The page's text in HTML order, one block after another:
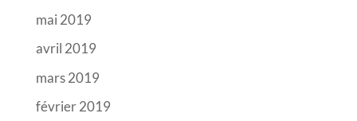
mai 2019
avril 2019
mars 2019
février 2019